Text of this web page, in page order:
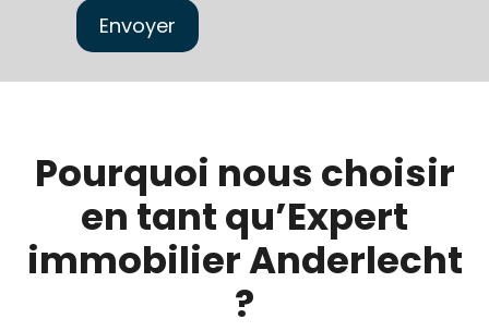
Pourquoi nous choisir
en tant qu’Expert
immobilier Anderlecht
?